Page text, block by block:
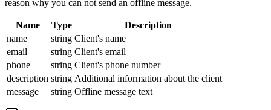
reason why you can not send an offline message.
Name Type
Description
name
string Client's name
email
string Client's email
phone
string Client's phone number
description string Additional information about the client
message
string Offline message text